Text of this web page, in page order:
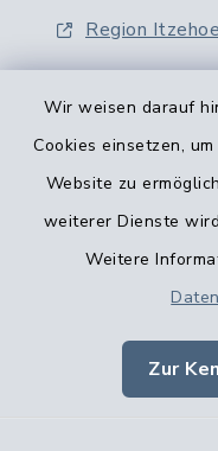
Wir weisen darauf
Cookies einsetzen,
Website zu
weiterer Dienste
Weitere
Zur
Region Itzehoe